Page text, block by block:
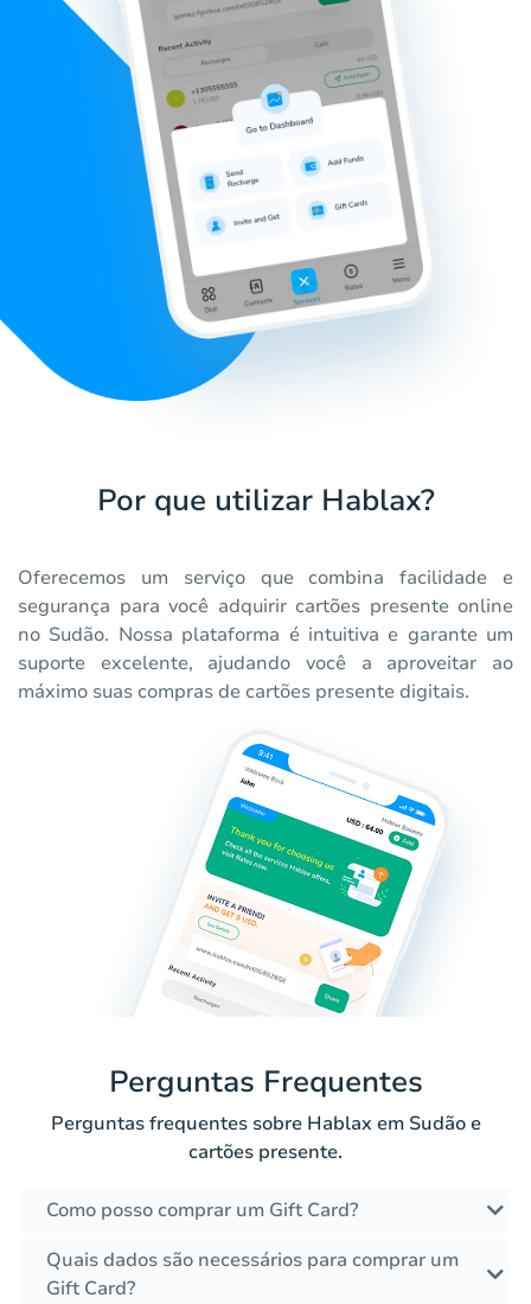
Por que utilizar Hablax?
Oferecemos um serviço que combina facilidade e
segurança para você adquirir cartões presente online
no Sudão. Nossa plataforma é intuitiva e garante um
suporte excelente, ajudando você a aproveitar ao
máximo suas compras de cartões presente digitais.
Perguntas Frequentes
Perguntas frequentes sobre Hablax em Sudão e
cartões presente.
Como posso comprar um Gift Card?
Quais dados são necessários para comprar um
Gift Card?